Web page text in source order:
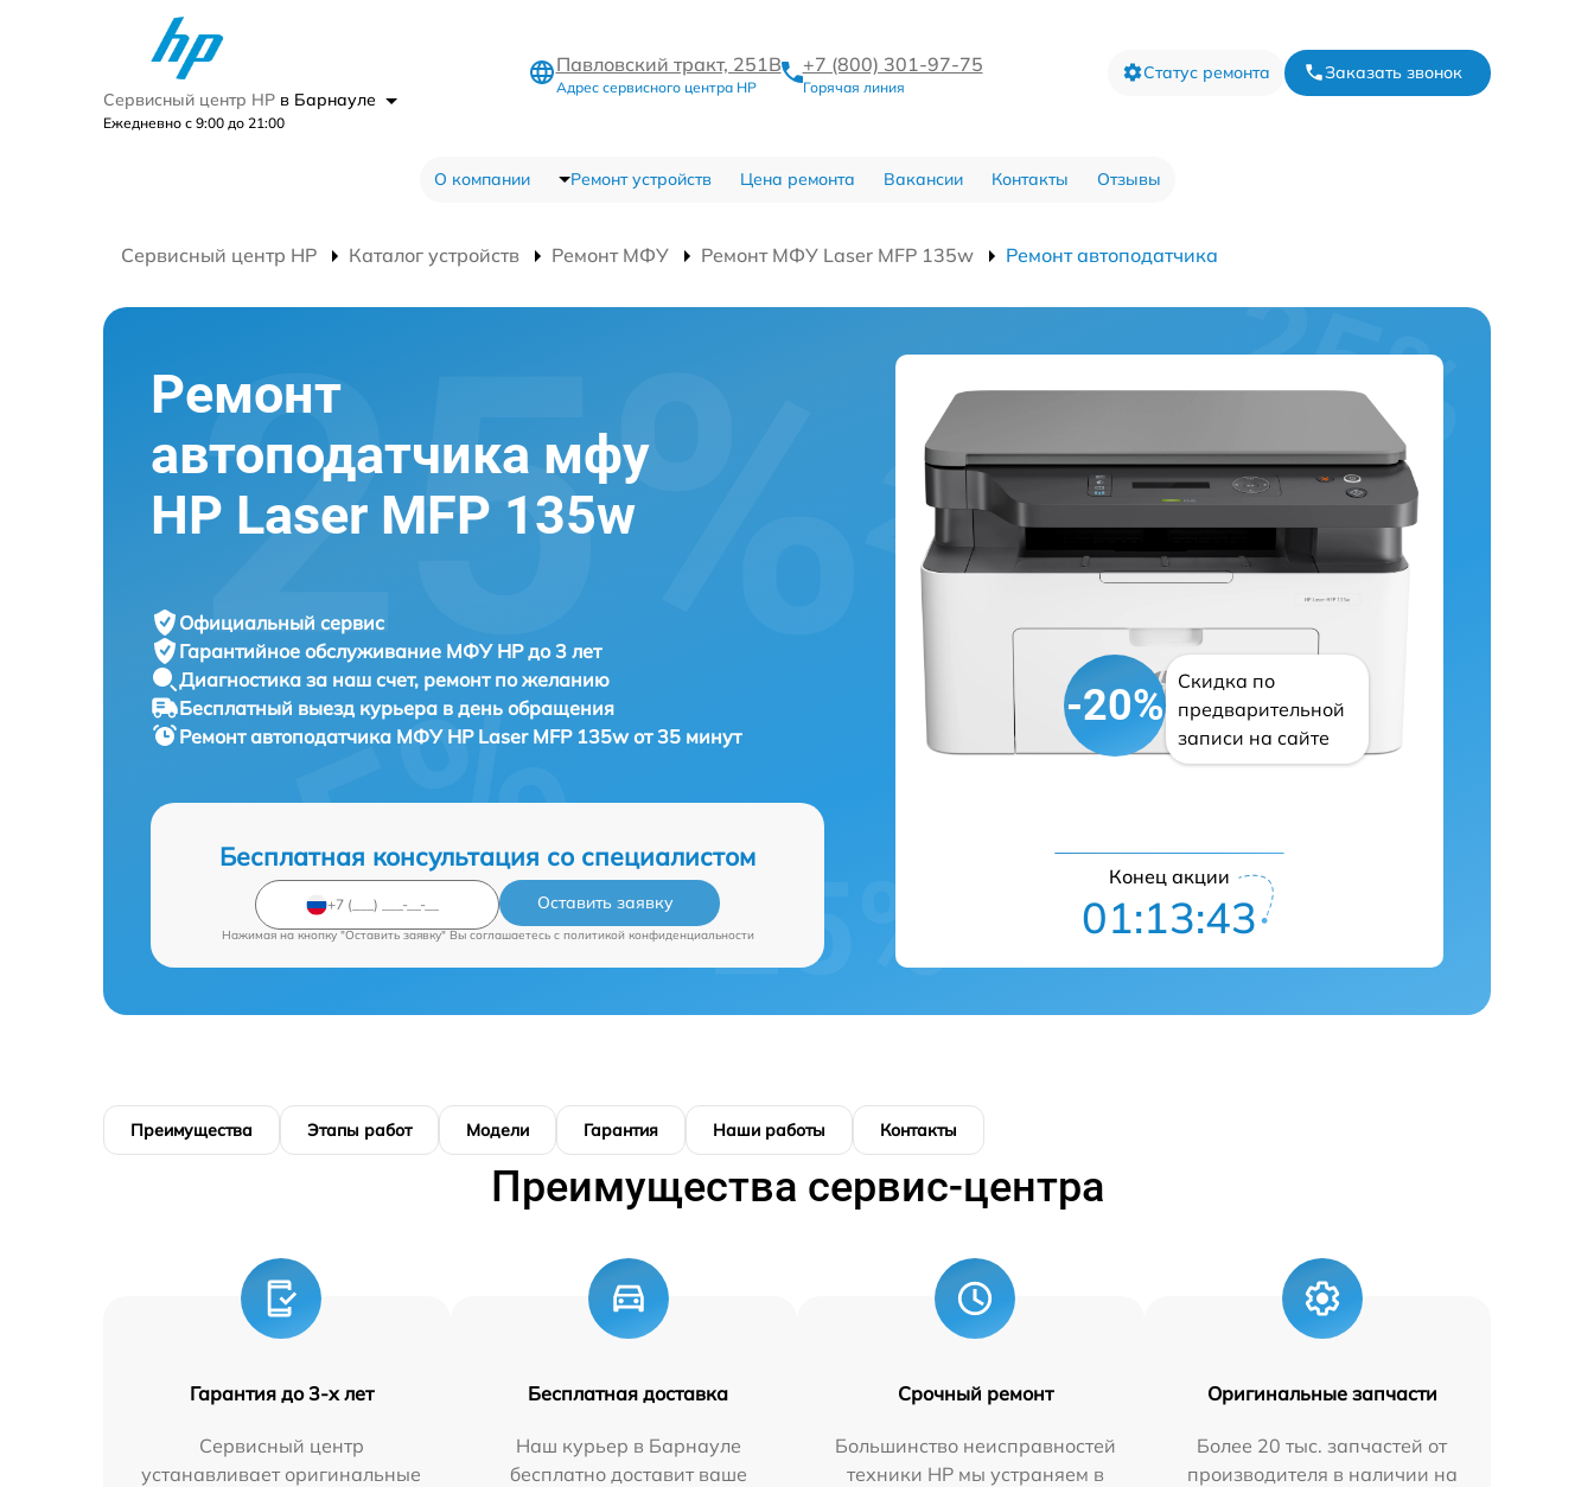
Сервисный центр HP в Барнауле
Ежедневно с 9:00 до 21:00
Павловский тракт, 251В
Адрес сервисного центра HP
+7 (800) 301-97-75
Горячая линия
Статус ремонта Заказать звонок
О компании Ремонт устройств Цена ремонта Вакансии Контакты Отзывы
Сервисный центр HP Каталог устройств Ремонт МФУ Ремонт МФУ Laser MFP 135w Ремонт автоподатчика
Ремонт
автоподатчика мфу
HP Laser MFP 135w
Официальный сервис
Гарантийное обслуживание МФУ HP до 3 лет
Диагностика за наш счет, ремонт по желанию
Бесплатный выезд курьера в день обращения
Ремонт автоподатчика МФУ HP Laser MFP 135w от 35 минут
Бесплатная консультация со специалистом
Оставить заявку
Нажимая на кнопку "Оставить заявку" Вы соглашаетесь c политикой конфиденциальности
-20%
Скидка по
предварительной
записи на сайте
Конец акции
01:13:42
Преимущества Этапы работ Модели Гарантия Наши работы Контакты
Преимущества сервис-центра
Гарантия до 3-х лет
Сервисный центр
устанавливает оригинальные
Бесплатная доставка
Наш курьер в Барнауле
бесплатно доставит ваше
Срочный ремонт
Большинство неисправностей
техники HP мы устраняем в
Оригинальные запчасти
Более 20 тыс. запчастей от
производителя в наличии на